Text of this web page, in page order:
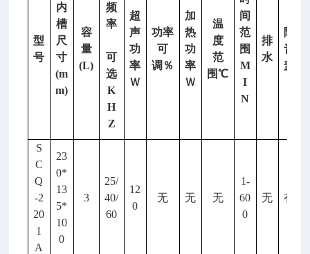
型
号
内
槽
尺
寸
(m
m)
容
量
(L)
频
率
可
选
K
H
Z
超
声
功
率
Ｗ
功率
可
调％
加
热
功
率
Ｗ
温
度
范
围℃
间
范
围
M
I
N
排
水
隔
音
盖
S
C
Q
-2
20
1
A
23
0*
13
5*
10
0
3
25/
40/
60
12
0
无 无 无
1-
60
0
无 有